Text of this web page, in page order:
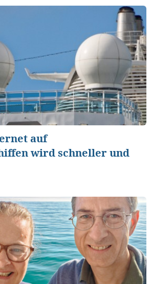
auf
wird schneller und